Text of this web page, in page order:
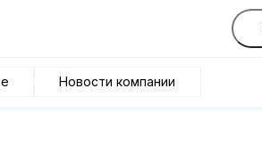
Новости компании